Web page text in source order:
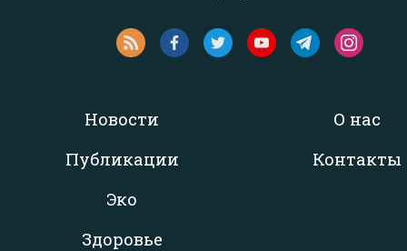
Новости
Публикации
Эко
Здоровье
О нас
Контакты